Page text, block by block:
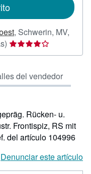
, Schwerin, MV,
Calificación
del
4
de
estrellas
del vendedor
Rücken- u.
Frontispiz, RS mit
del artículo 104996
Denunciar este artículo